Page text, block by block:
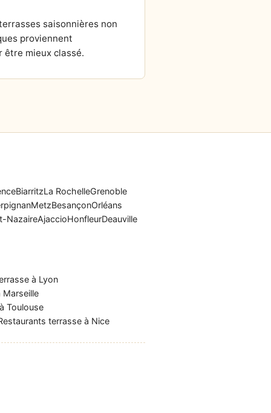
saisonnières non
proviennent
être mieux classé.
BiarritzLa RochelleGrenoble
MetzBesançonOrléans
NazaireAjaccioHonfleurDeauville
à Lyon
Marseille
Toulouse
terrasse à Nice